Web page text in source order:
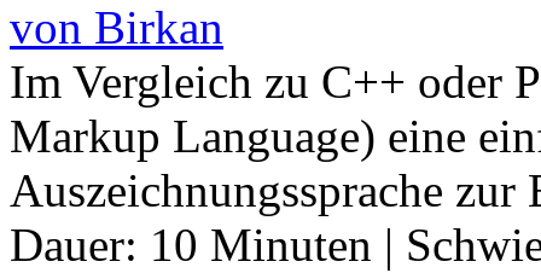
von Birkan
Im Vergleich zu C++ oder
Markup Language) eine
Auszeichnungssprache
Dauer: 10 Minuten |